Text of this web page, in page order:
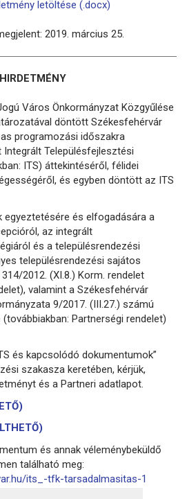
letöltése (.docx)
2019. március 25.
HIRDETMÉNY
Város Önkormányzat Közgyűlése
döntött Székesfehérvár
programozási időszakra
Településfejlesztési
ITS) áttekintéséről, félidei
és egyben döntött az ITS
egyeztetésére és elfogadására a
az integrált
és a településrendezési
településrendezési sajátos
2012. (XI.8.) Korm. rendelet
valamint a Székesfehérvár
9/2017. (III.27.) számú
Partnerségi rendelet)
és kapcsolódó dokumentumok”
szakasza keretében, kérjük,
és a Partneri adatlapot.
és annak véleménybeküldő
található meg:
its_-tfk-tarsadalmasitas-1